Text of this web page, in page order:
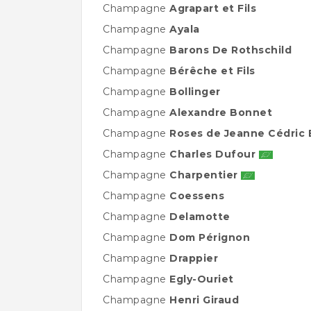
Champagne Agrapart et Fils
Champagne Ayala
Champagne Barons De Rothschild
Champagne Bérêche et Fils
Champagne Bollinger
Champagne Alexandre Bonnet
Champagne Roses de Jeanne Cédric
Champagne Charles Dufour
Champagne Charpentier
Champagne Coessens
Champagne Delamotte
Champagne Dom Pérignon
Champagne Drappier
Champagne Egly-Ouriet
Champagne Henri Giraud